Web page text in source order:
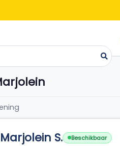
Marjolein S.
Beschikbaar